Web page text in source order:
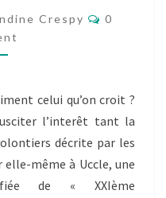
Crespy
0
celui qu’on croit ?
l’interêt tant la
décrite par les
même à Uccle, une
de « XXIème